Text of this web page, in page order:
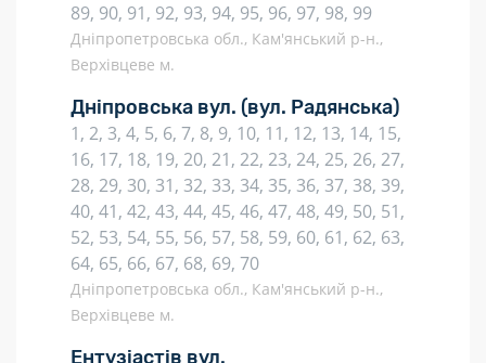
89, 90, 91, 92, 93, 94, 95, 96, 97, 98, 99
Дніпропетровська обл., Кам'янський р-н.,
Верхівцеве м.
Дніпровська вул. (вул. Радянська)
1, 2, 3, 4, 5, 6, 7, 8, 9, 10, 11, 12, 13, 14, 15,
16, 17, 18, 19, 20, 21, 22, 23, 24, 25, 26, 27,
28, 29, 30, 31, 32, 33, 34, 35, 36, 37, 38, 39,
40, 41, 42, 43, 44, 45, 46, 47, 48, 49, 50, 51,
52, 53, 54, 55, 56, 57, 58, 59, 60, 61, 62, 63,
64, 65, 66, 67, 68, 69, 70
Дніпропетровська обл., Кам'янський р-н.,
Верхівцеве м.
Ентузіастів вул.